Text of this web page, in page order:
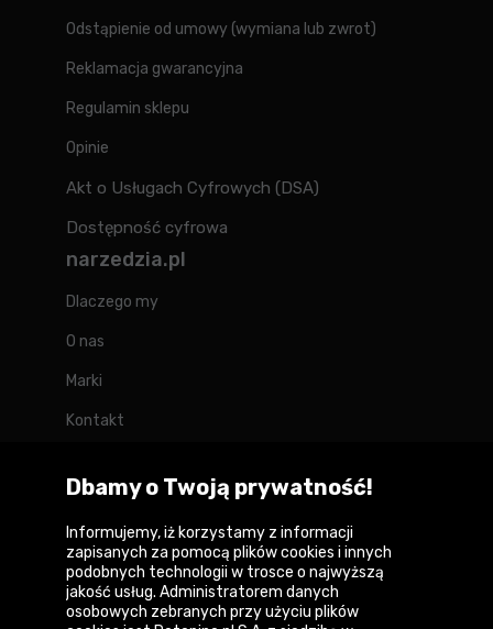
Odstąpienie od umowy (wymiana lub zwrot)
Reklamacja gwarancyjna
Regulamin sklepu
Opinie
Akt o Usługach Cyfrowych (DSA)
Dostępność cyfrowa
narzedzia.pl
Dlaczego my
O nas
Marki
Kontakt
Forum
Copyright © 2026
Dbamy o Twoją prywatność!
Informujemy, iż korzystamy z informacji
zapisanych za pomocą plików cookies i innych
podobnych technologii w trosce o najwyższą
jakość usług. Administratorem danych
osobowych zebranych przy użyciu plików